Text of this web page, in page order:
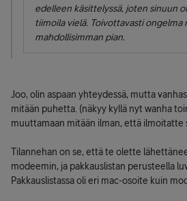
edelleen käsittelyssä, joten sinuun
tiimoila vielä. Toivottavasti ongelma
mahdollisimman pian.
Joo, olin aspaan yhteydessä, mutta
mitään puhetta. (näkyy kyllä nyt wanha
muuttamaan mitään ilman, että ilmoitatte
Tilannehan on se, että te olette
modeemin, ja pakkauslistan perusteella
Pakkauslistassa oli eri mac-osoite kuin